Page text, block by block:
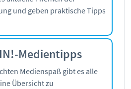
und geben praktische Tipps
Medientipps
Medienspaß gibt es alle
Übersicht zu